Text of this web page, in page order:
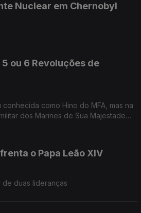
Nuclear em Chernobyl
ou 6 Revoluções de
como Hino do MFA, mas na
dos Marines de Sua Majestade
o Papa Leão XIV
duas lideranças